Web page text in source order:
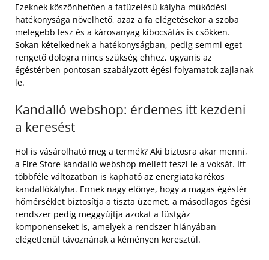
Ezeknek köszönhetően a fatüzelésű kályha működési
hatékonysága növelhető, azaz a fa elégetésekor a szoba
melegebb lesz és a károsanyag kibocsátás is csökken.
Sokan kételkednek a hatékonyságban, pedig semmi eget
rengető dologra nincs szükség ehhez, ugyanis az
égéstérben pontosan szabályzott égési folyamatok zajlanak
le.
Kandalló webshop: érdemes itt kezdeni
a keresést
Hol is vásárolható meg a termék? Aki biztosra akar menni,
a Fire Store kandalló webshop mellett teszi le a voksát. Itt
többféle változatban is kapható az energiatakarékos
kandallókályha. Ennek nagy előnye, hogy a magas égéstér
hőmérséklet biztosítja a tiszta üzemet, a másodlagos égési
rendszer pedig meggyújtja azokat a füstgáz
komponenseket is, amelyek a rendszer hiányában
elégetlenül távoznának a kéményen keresztül.